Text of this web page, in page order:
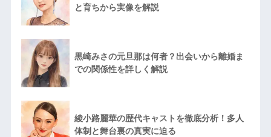
と育ちから実像を解説
黒崎みさの元旦那は何者？出会いから離婚ま
での関係性を詳しく解説
綾小路麗華の歴代キャストを徹底分析！多人
体制と舞台裏の真実に迫る